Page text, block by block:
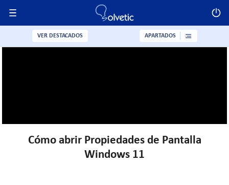
Cómo abrir Propiedades de Pantalla
Windows 11
VER DESTACADOS APARTADOS